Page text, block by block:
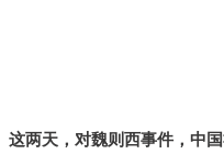
这两天，对魏则西事件，中